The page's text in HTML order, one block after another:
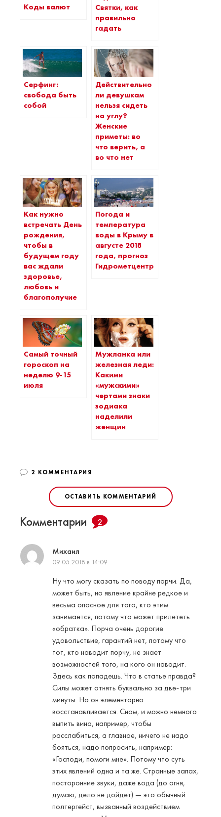
Коды валют
Святки, как
правильно
гадать
Серфинг:
свобода быть
собой
Действительно
ли девушкам
нельзя сидеть
на углу?
Женские
приметы: во
что верить, а
во что нет
Как нужно
встречать День
рождения,
чтобы в
будущем году
вас ждали
здоровье,
любовь и
благополучие
Погода и
температура
воды в Крыму в
августе 2018
года, прогноз
Гидрометцентра
Самый точный
гороскоп на
неделю 9-15
июля
Мужланка или
железная леди:
Какими
«мужскими»
чертами знаки
зодиака
наделили
женщин
2 КОММЕНТАРИЯ
ОСТАВИТЬ КОММЕНТАРИЙ
Комментарии 2
Михаил
09.05.2018 в 14:09
Ну что могу сказать по поводу порчи. Да,
может быть, но явление крайне редкое и
весьма опасное для того, кто этим
занимается, потому что может прилететь
«обратка». Порча очень дорогие
удовольствие, гарантий нет, потому что
тот, кто наводит порчу, не знает
возможностей того, на кого он наводит.
Здесь как попадешь. Что в статье правда?
Силы может отнять буквально за две-три
минуты. Но он элементарно
восстанавливается. Сном, и можно немного
выпить вина, например, чтобы
расслабиться, а главное, ничего не надо
бояться, надо попросить, например:
«Господи, помоги мне». Потому что суть
этих явлений одна и та же. Странные запах,
посторонние звуки, даже вода (до огня,
думаю, дело не дойдет) — это обычный
полтергейст, вызванный воздействием